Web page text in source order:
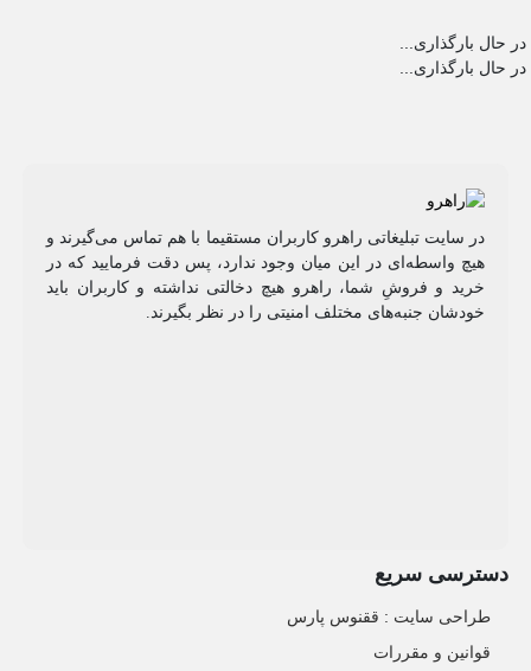
در حال بارگذاری...
در حال بارگذاری...
در سایت تبلیغاتی راهرو کاربران مستقیما با هم تماس می‌گیرند و
هیچ واسطه‌ای در این میان وجود ندارد، پس دقت فرمایید که در
خرید و فروشِ شما، راهرو هیچ دخالتی نداشته و کاربران باید
خودشان جنبه‌های مختلف امنیتی را در نظر بگیرند.
دسترسی سریع
طراحی سایت :‌ ققنوس پارس
قوانین و مقررات